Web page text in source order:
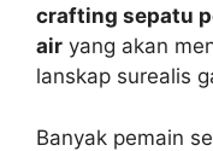
crafting sepatu
air yang akan
lanskap surealis
Banyak pemain